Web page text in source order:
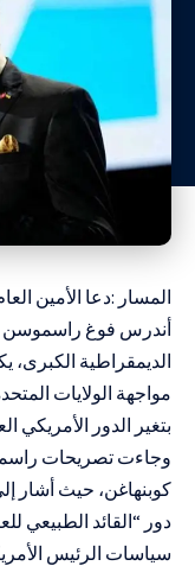
المسار :دعا الأمين
أندرس فوغ راسموسن
الديمقراطية
مواجهة الولايات
بتغير الدور الأمريكي
وجاءت تصريحات
كوبنهاغن، حيث أشار
دور “القائد الطبيعي
سياسات الرئيس